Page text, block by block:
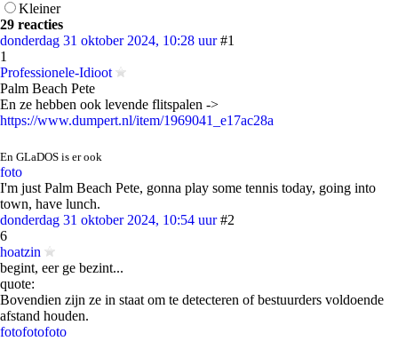
Kleiner
29 reacties
donderdag 31 oktober 2024, 10:28 uur #1
1
Professionele-Idioot
Palm Beach Pete
En ze hebben ook levende flitspalen ->
https://www.dumpert.nl/item/1969041_e17ac28a
En GLaDOS is er ook
foto
I'm just Palm Beach Pete, gonna play some tennis today, going into
town, have lunch.
donderdag 31 oktober 2024, 10:54 uur #2
6
hoatzin
begint, eer ge bezint...
quote:
Bovendien zijn ze in staat om te detecteren of bestuurders voldoende
afstand houden.
fotofotofoto